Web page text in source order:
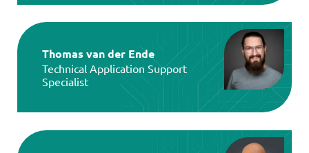
Thomas van der Ende
Technical Application Support
Specialist